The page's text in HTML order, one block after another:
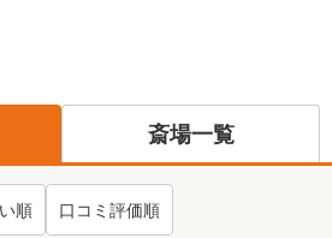
斎場一覧
順 口コミ評価順